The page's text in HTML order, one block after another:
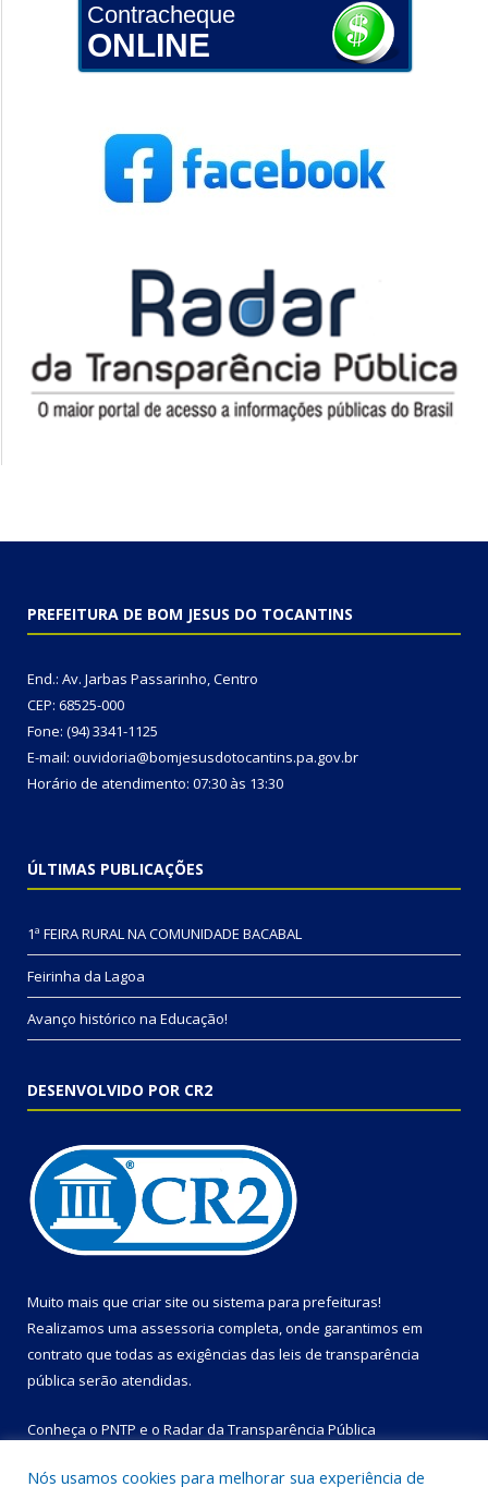
Contracheque
ONLINE
PREFEITURA DE BOM JESUS DO TOCANTINS
End.: Av. Jarbas Passarinho, Centro
CEP: 68525-000
Fone: (94) 3341-1125
E-mail: ouvidoria@bomjesusdotocantins.pa.gov.br
Horário de atendimento: 07:30 às 13:30
ÚLTIMAS PUBLICAÇÕES
1ª FEIRA RURAL NA COMUNIDADE BACABAL
Feirinha da Lagoa
Avanço histórico na Educação!
DESENVOLVIDO POR CR2
Muito mais que criar site ou sistema para prefeituras!
Realizamos uma assessoria completa, onde garantimos em
contrato que todas as exigências das leis de transparência
pública serão atendidas.
Conheça o PNTP e o Radar da Transparência Pública
Nós usamos cookies para melhorar sua experiência de